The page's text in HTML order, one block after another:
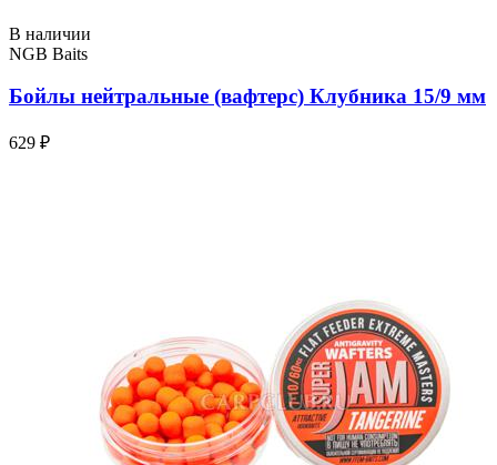
В наличии
NGB Baits
Бойлы нейтральные (вафтерс) Клубника 15/9 мм
629 ₽